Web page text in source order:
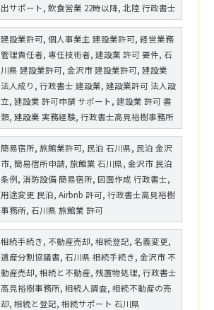
出サポート, 飲食営業 22時以降, 北陸 行政書士
建設業許可, 個人事業主 建設業許可, 経営業務
管理責任者, 専任技術者, 建設業 許可 要件, 石
川県 建設業許可, 金沢市 建設業許可, 建設業
法人成り, 行政書士 建設業, 建設業許可 法人設
立, 建設業 許可申請 サポート, 建設業 許可 書
類, 建設業 実務経験, 行政書士高見裕樹事務所
簡易宿所, 旅館業許可, 民泊 石川県, 民泊 金沢
市, 簡易宿所申請, 旅館業 石川県, 金沢市 民泊
条例, 消防設備 簡易宿所, 図面作成 行政書士,
用途変更 民泊, Airbnb 許可, 行政書士高見裕樹
事務所, 石川県 旅館業 許可
相続手続き, 不動産売却, 相続登記, 名義変更,
遺産分割協議書, 石川県 相続手続き, 金沢市 不
動産売却, 相続と不動産, 残置物処理, 行政書士
高見裕樹事務所, 相続人調査, 相続不動産の売
却, 相続と登記, 相続サポート 石川県